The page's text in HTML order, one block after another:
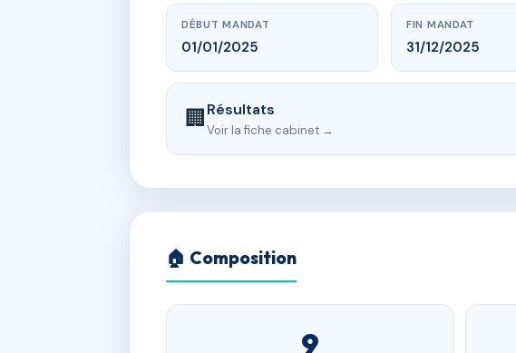
DÉBUT MANDAT
01/01/2025
FIN MANDAT
31/12/2025
🏢Résultats
Voir la fiche cabinet →
🏠 Composition
9